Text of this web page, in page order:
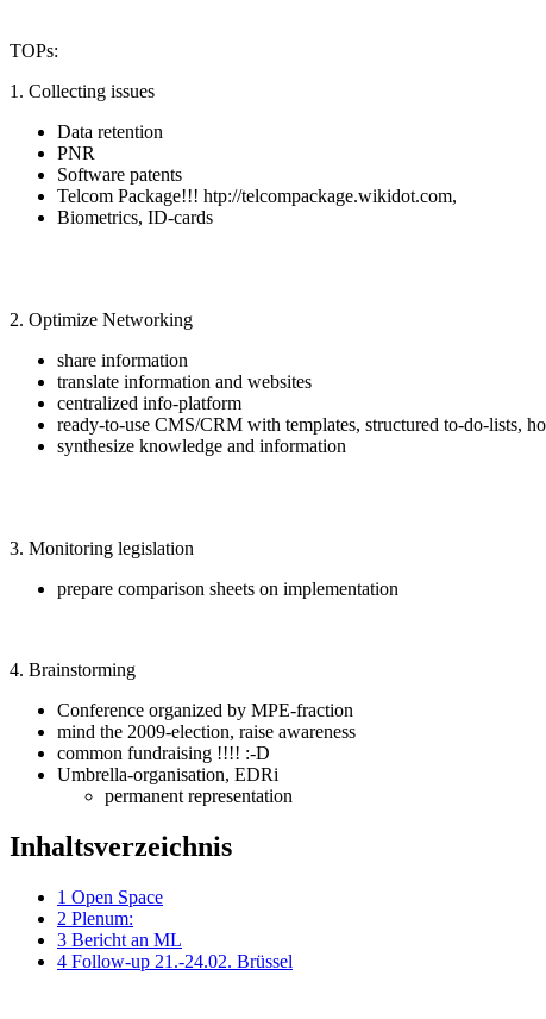
TOPs:
1. Collecting issues
Data retention
PNR
Software patents
Telcom Package!!! htp://telcompackage.wikidot.com,
Biometrics, ID-cards
2. Optimize Networking
share information
translate information and websites
centralized info-platform
ready-to-use CMS/CRM with templates, structured to-do-lists,
synthesize knowledge and information
3. Monitoring legislation
prepare comparison sheets on implementation
4. Brainstorming
Conference organized by MPE-fraction
mind the 2009-election, raise awareness
common fundraising !!!! :-D
Umbrella-organisation, EDRi
permanent representation
Inhaltsverzeichnis
1 Open Space
2 Plenum:
3 Bericht an ML
4 Follow-up 21.-24.02. Brüssel